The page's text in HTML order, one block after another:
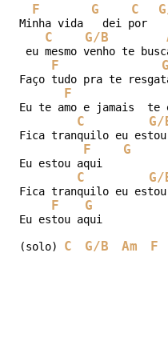
F G C
Minha vida   dei por
C G/B
eu mesmo venho te
F G
Faço tudo pra te
F
Eu te amo e jamais  te
C G/
Fica tranquilo eu
F G
Eu estou aqui
C G/
Fica tranquilo eu estou
F G
Eu estou aqui
(solo) C G/B Am F